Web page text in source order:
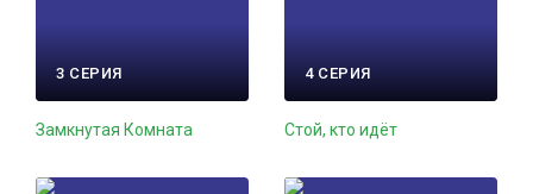
3 СЕРИЯ
Замкнутая Комната
4 СЕРИЯ
Стой, кто идёт